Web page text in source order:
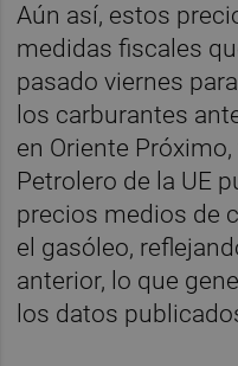
Aún así, estos
medidas fiscales
pasado viernes
los carburantes
en Oriente
Petrolero de la UE
precios medios de
el gasóleo,
anterior, lo que
los datos